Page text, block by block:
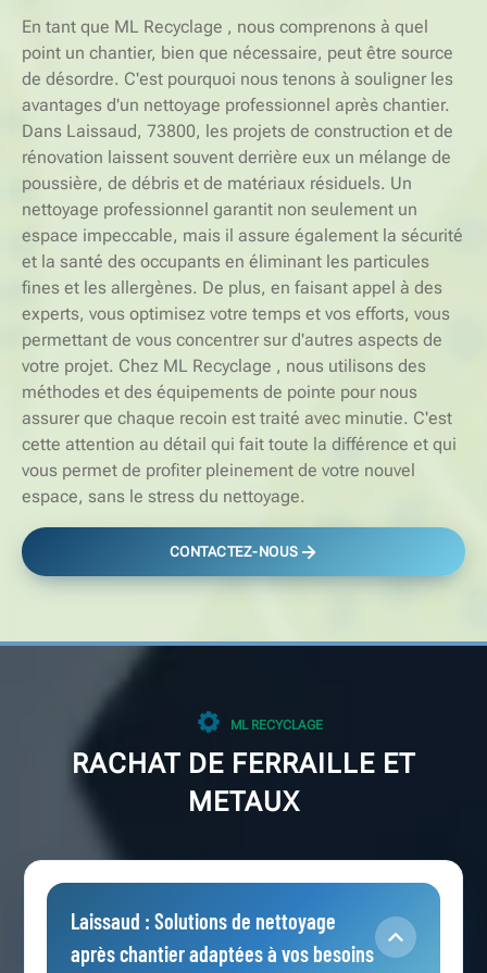
En tant que ML Recyclage , nous comprenons à quel
point un chantier, bien que nécessaire, peut être source
de désordre. C'est pourquoi nous tenons à souligner les
avantages d'un nettoyage professionnel après chantier.
Dans Laissaud, 73800, les projets de construction et de
rénovation laissent souvent derrière eux un mélange de
poussière, de débris et de matériaux résiduels. Un
nettoyage professionnel garantit non seulement un
espace impeccable, mais il assure également la sécurité
et la santé des occupants en éliminant les particules
fines et les allergènes. De plus, en faisant appel à des
experts, vous optimisez votre temps et vos efforts, vous
permettant de vous concentrer sur d'autres aspects de
votre projet. Chez ML Recyclage , nous utilisons des
méthodes et des équipements de pointe pour nous
assurer que chaque recoin est traité avec minutie. C'est
cette attention au détail qui fait toute la différence et qui
vous permet de profiter pleinement de votre nouvel
espace, sans le stress du nettoyage.
CONTACTEZ-NOUS
ML RECYCLAGE
RACHAT DE FERRAILLE ET
METAUX
Laissaud : Solutions de nettoyage
après chantier adaptées à vos besoins